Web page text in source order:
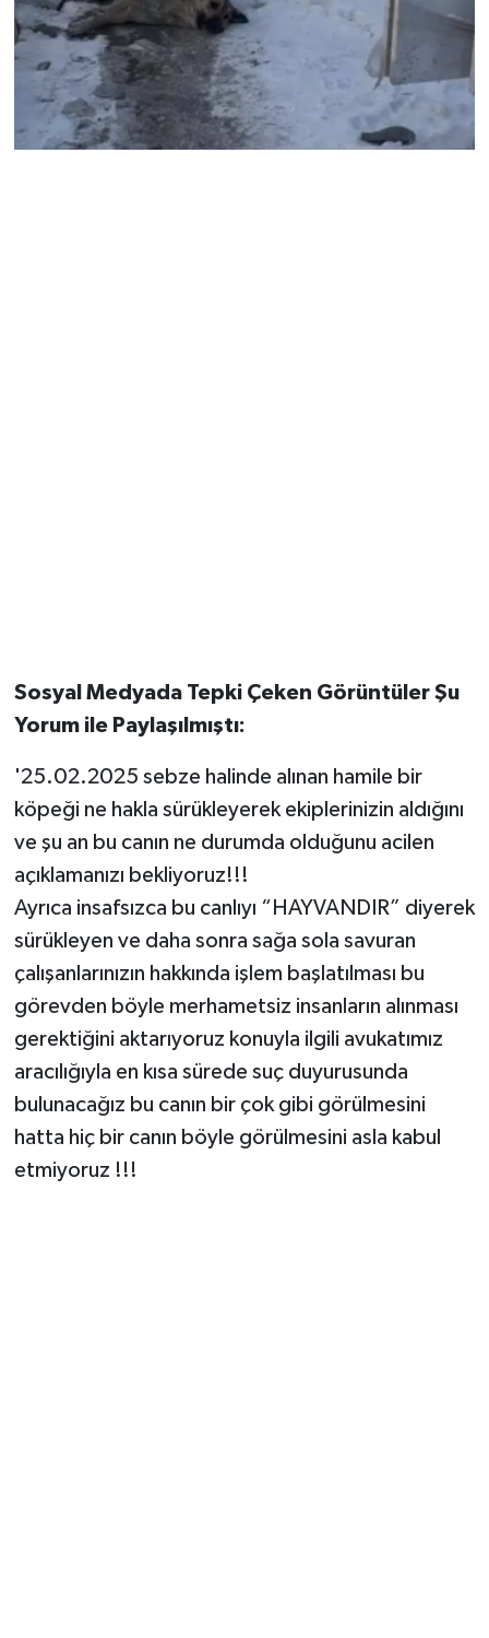
Sosyal Medyada Tepki Çeken Görüntüler Şu
Yorum ile Paylaşılmıştı:
'25.02.2025 sebze halinde alınan hamile bir
köpeği ne hakla sürükleyerek ekiplerinizin aldığını
ve şu an bu canın ne durumda olduğunu acilen
açıklamanızı bekliyoruz!!!
Ayrıca insafsızca bu canlıyı “HAYVANDIR” diyerek
sürükleyen ve daha sonra sağa sola savuran
çalışanlarınızın hakkında işlem başlatılması bu
görevden böyle merhametsiz insanların alınması
gerektiğini aktarıyoruz konuyla ilgili avukatımız
aracılığıyla en kısa sürede suç duyurusunda
bulunacağız bu canın bir çok gibi görülmesini
hatta hiç bir canın böyle görülmesini asla kabul
etmiyoruz !!!